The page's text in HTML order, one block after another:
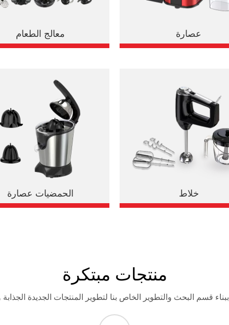
معالج الطعام عصارة
الحمضيات عصارة خلاط
منتجات مبتكرة
قسم البحث والتطوير الخاص بنا لتطوير المنتجات الجديدة الجذابة